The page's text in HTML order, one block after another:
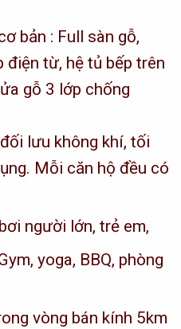
bản : Full sàn gỗ,
điện từ, hệ tủ bếp trên
gỗ 3 lớp chống
lưu không khí, tối
Mỗi căn hộ đều có
người lớn, trẻ em,
yoga, BBQ, phòng
vòng bán kính 5km